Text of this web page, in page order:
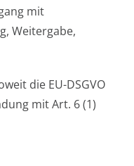
mit
Weitergabe,
die EU-DSGVO
mit Art. 6 (1)